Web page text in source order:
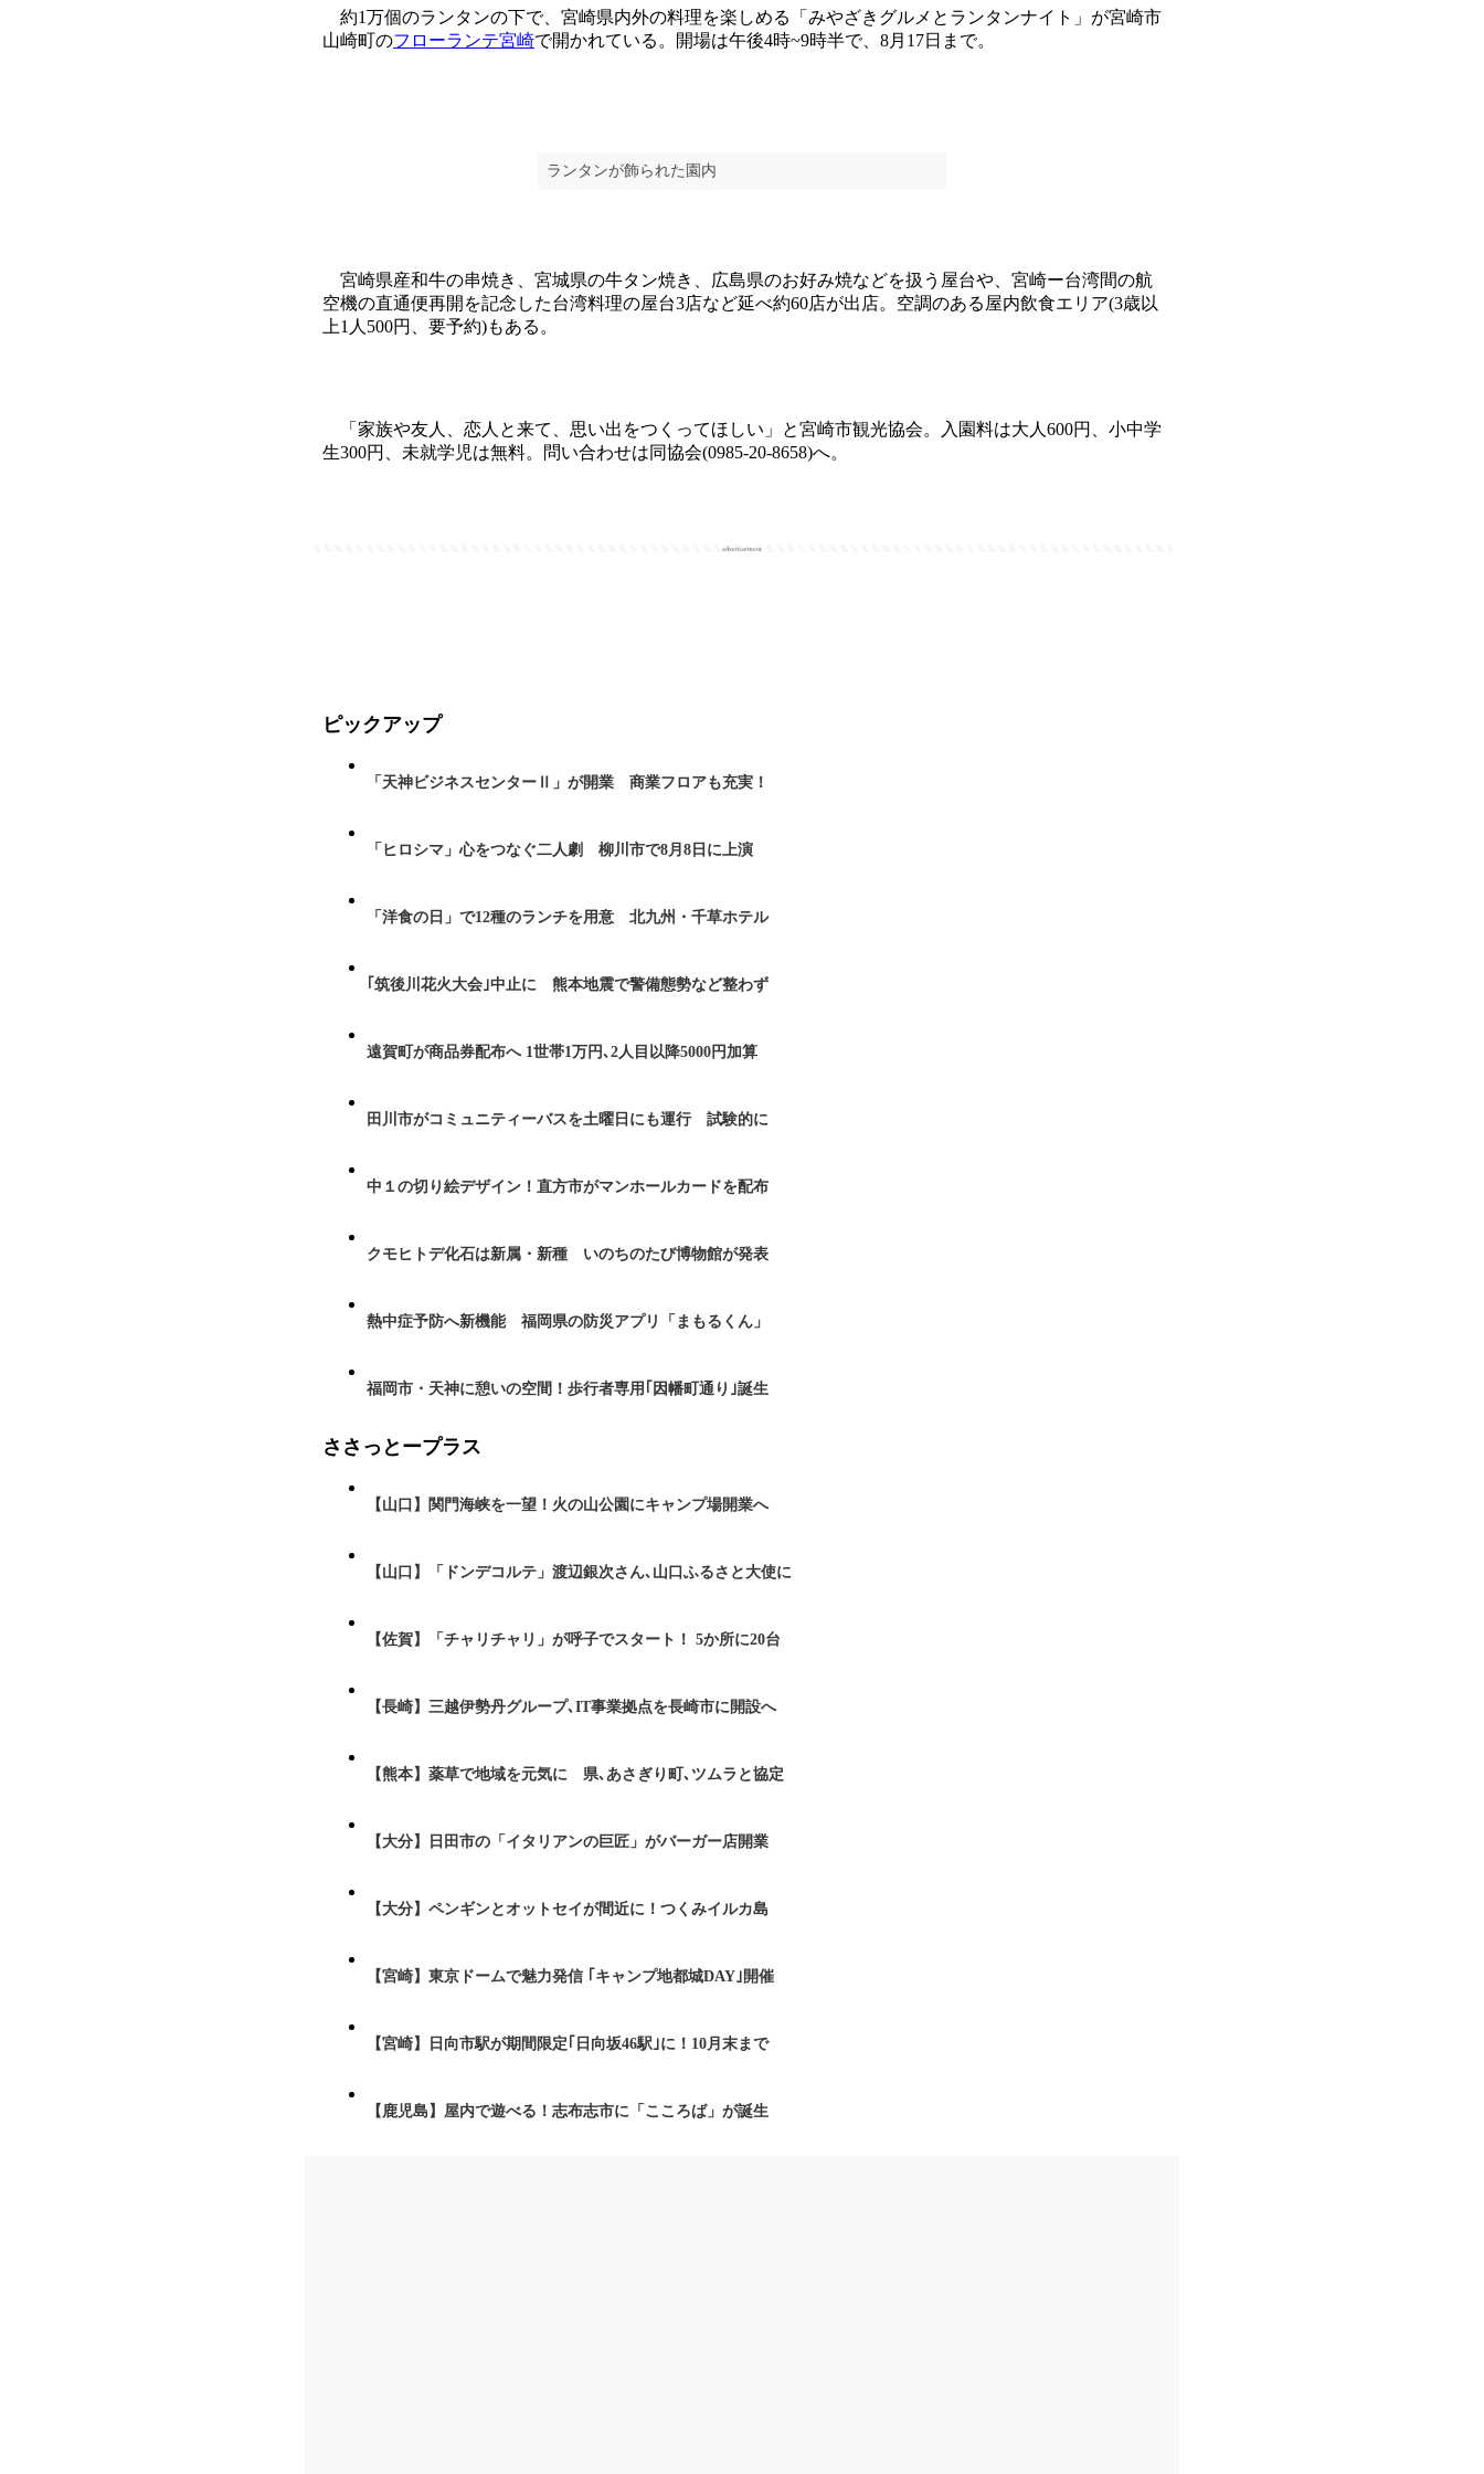
約1万個のランタンの下で、宮崎県内外の料理を楽しめる「みやざきグルメとランタンナイト」が宮崎市
山崎町のフローランテ宮崎で開かれている。開場は午後4時~9時半で、8月17日まで。
ランタンが飾られた園内
宮崎県産和牛の串焼き、宮城県の牛タン焼き、広島県のお好み焼などを扱う屋台や、宮崎ー台湾間の航
空機の直通便再開を記念した台湾料理の屋台3店など延べ約60店が出店。空調のある屋内飲食エリア(3歳以
上1人500円、要予約)もある。
「家族や友人、恋人と来て、思い出をつくってほしい」と宮崎市観光協会。入園料は大人600円、小中学
生300円、未就学児は無料。問い合わせは同協会(0985-20-8658)へ。
advertisement
ピックアップ
「天神ビジネスセンターⅡ」が開業 商業フロアも充実！
「ヒロシマ」心をつなぐ二人劇 柳川市で8月8日に上演
「洋食の日」で12種のランチを用意 北九州・千草ホテル
｢筑後川花火大会｣中止に 熊本地震で警備態勢など整わず
遠賀町が商品券配布へ 1世帯1万円､2人目以降5000円加算
田川市がコミュニティーバスを土曜日にも運行 試験的に
中１の切り絵デザイン！直方市がマンホールカードを配布
クモヒトデ化石は新属・新種 いのちのたび博物館が発表
熱中症予防へ新機能 福岡県の防災アプリ「まもるくん」
福岡市・天神に憩いの空間！歩行者専用｢因幡町通り｣誕生
ささっとープラス
【山口】関門海峡を一望！火の山公園にキャンプ場開業へ
【山口】「ドンデコルテ」渡辺銀次さん､山口ふるさと大使に
【佐賀】「チャリチャリ」が呼子でスタート！ 5か所に20台
【長崎】三越伊勢丹グループ､IT事業拠点を長崎市に開設へ
【熊本】薬草で地域を元気に 県､あさぎり町､ツムラと協定
【大分】日田市の「イタリアンの巨匠」がバーガー店開業
【大分】ペンギンとオットセイが間近に！つくみイルカ島
【宮崎】東京ドームで魅力発信 ｢キャンプ地都城DAY｣開催
【宮崎】日向市駅が期間限定｢日向坂46駅｣に！10月末まで
【鹿児島】屋内で遊べる！志布志市に「こころば」が誕生